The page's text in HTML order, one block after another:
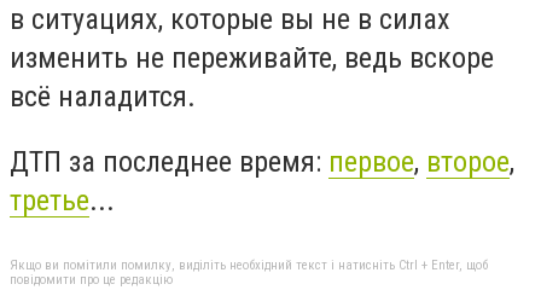
в ситуациях, которые вы не в силах
изменить не переживайте, ведь вскоре
всё наладится.
ДТП за последнее время: первое, второе,
третье...
Якщо ви помітили помилку, виділіть необхідний текст і натисніть Ctrl + Enter, щоб
повідомити про це редакцію